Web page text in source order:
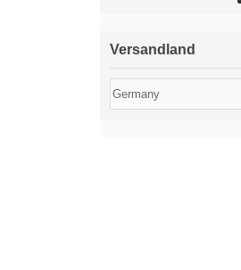
Versandland